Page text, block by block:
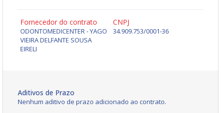
Fornecedor do contrato
ODONTOMEDICENTER - YAGO
VIEIRA DELFANTE SOUSA
EIRELI
CNPJ
34.909.753/0001-36
Aditivos de Prazo
Nenhum aditivo de prazo adicionado ao contrato.